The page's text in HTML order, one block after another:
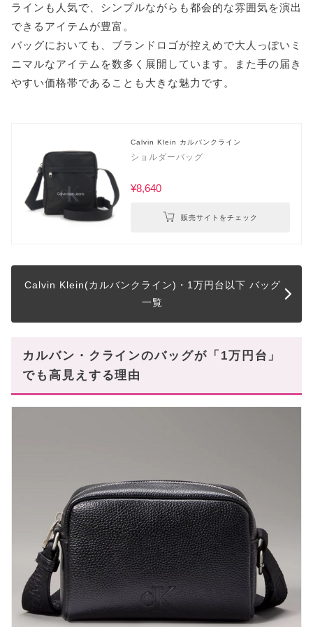
ラインも人気で、シンプルながらも都会的な雰囲気を演出
できるアイテムが豊富。
バッグにおいても、ブランドロゴが控えめで大人っぽいミ
ニマルなアイテムを数多く展開しています。また手の届き
やすい価格帯であることも大きな魅力です。
Calvin Klein カルバンクライン
ショルダーバッグ
¥8,640
販売サイトをチェック
Calvin Klein(カルバンクライン)・1万円台以下 バッグ
一覧
カルバン・クラインのバッグが「1万円台」
でも高見えする理由